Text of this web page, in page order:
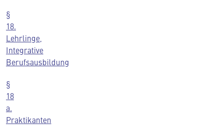
§
18.
Lehrlinge,
Integrative
Berufsausbildung
§
18
a.
Praktikanten